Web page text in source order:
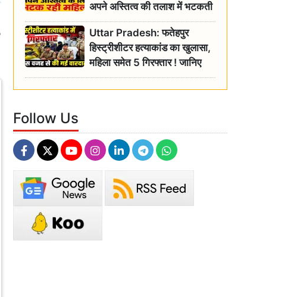
अपने अस्तित्व की तलाश में भटकती
रही बुजुर्ग, एसडीएम ने दिए जांच के
आदेश
Uttar Pradesh: फतेहपुर
हिस्ट्रीशीटर हत्याकांड का खुलासा,
महिला समेत 5 गिरफ्तार ! जानिए
क्या था कनेक्शन?
Follow Us